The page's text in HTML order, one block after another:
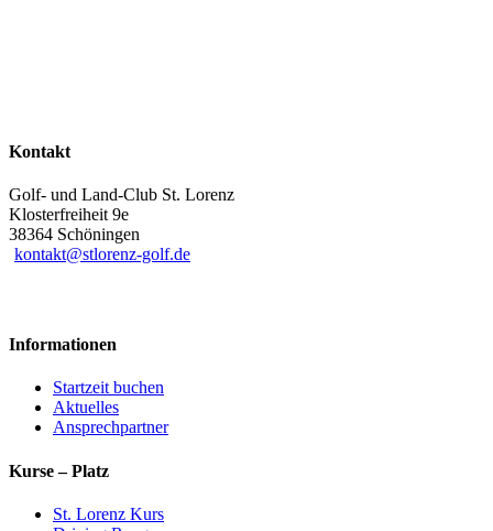
Kontakt
Golf- und Land-Club St. Lorenz
Klosterfreiheit 9e
38364 Schöningen
kontakt@stlorenz-golf.de
Informationen
Startzeit buchen
Aktuelles
Ansprechpartner
Kurse – Platz
St. Lorenz Kurs